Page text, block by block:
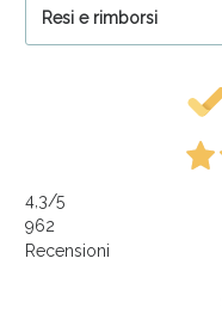
Resi e rimborsi
4,3/5
962
Recensioni